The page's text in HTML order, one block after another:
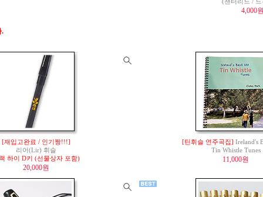
.
(챈터리드 /
4,000
[재입고완료 / 인기짱!!!]
리어(Lir) 휘슬
하이 D키 (선물상자 포함)
20,000원
[틴휘슬 연주곡집] Ireland's
Tin Whistle Tunes
11,000원